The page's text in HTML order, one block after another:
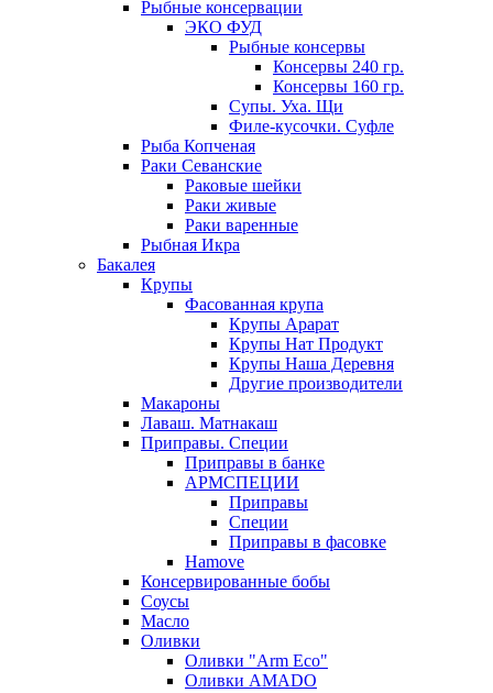
Рыбные консервации
ЭКО ФУД
Рыбные консервы
Консервы 240 гр.
Консервы 160 гр.
Супы. Уха. Щи
Филе-кусочки. Суфле
Рыба Копченая
Раки Севанские
Раковые шейки
Раки живые
Раки варенные
Рыбная Икра
Бакалея
Крупы
Фасованная крупа
Крупы Арарат
Крупы Нат Продукт
Крупы Наша Деревня
Другие производители
Макароны
Лаваш. Матнакаш
Приправы. Специи
Приправы в банке
АРМСПЕЦИИ
Приправы
Специи
Приправы в фасовке
Hamove
Консервированные бобы
Соусы
Масло
Оливки
Оливки "Arm Eco"
Оливки AMADO